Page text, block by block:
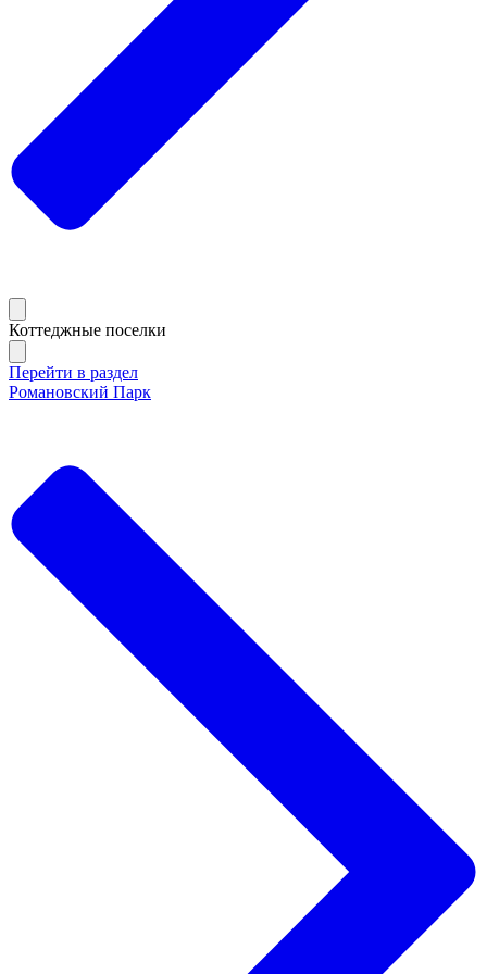
Коттеджные поселки
Перейти в раздел
Романовский Парк